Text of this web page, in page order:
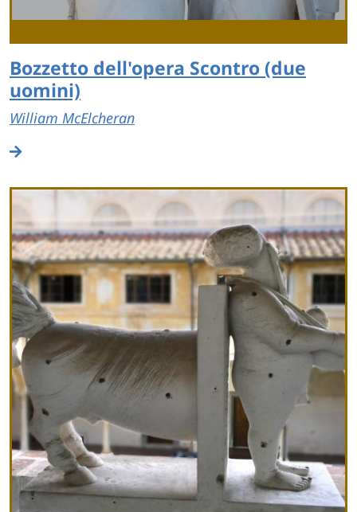
Bozzetto dell'opera Scontro (due
uomini)
William McElcheran